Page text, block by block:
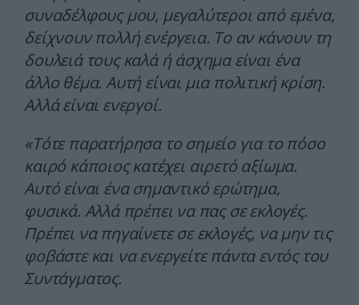
συναδέλφους μου, μεγαλύτεροι από εμένα,
δείχνουν πολλή ενέργεια. Το αν κάνουν τη
δουλειά τους καλά ή άσχημα είναι ένα
άλλο θέμα. Αυτή είναι μια πολιτική κρίση.
Αλλά είναι ενεργοί.
«Τότε παρατήρησα το σημείο για το πόσο
καιρό κάποιος κατέχει αιρετό αξίωμα.
Αυτό είναι ένα σημαντικό ερώτημα,
φυσικά. Αλλά πρέπει να πας σε εκλογές.
Πρέπει να πηγαίνετε σε εκλογές, να μην τις
φοβάστε και να ενεργείτε πάντα εντός του
Συντάγματος.